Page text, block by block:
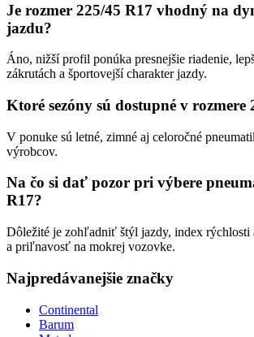
Je rozmer 225/45 R17 vhodný na
jazdu?
Áno, nižší profil ponúka presnejšie riadenie,
zákrutách a športovejší charakter jazdy.
Ktoré sezóny sú dostupné v rozmere
V ponuke sú letné, zimné aj celoročné
výrobcov.
Na čo si dať pozor pri výbere
R17?
Dôležité je zohľadniť štýl jazdy, index rýchlosti
a priľnavosť na mokrej vozovke.
Najpredávanejšie značky
Continental
Barum